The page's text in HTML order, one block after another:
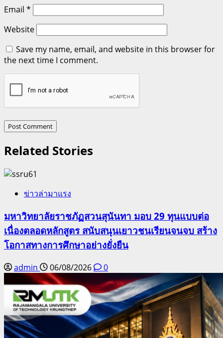
Email *
Website
Save my name, email, and website in this browser for
the next time I comment.
Related Stories
ข่าวล่ามาแรง
มหาวิทยาลัยราชภัฏสวนสุนันทา มอบ 29 ทุนแบบต่อ
เนื่องตลอดหลักสูตร สนับสนุนเยาวชนเรียนจนจบ สร้าง
โอกาสทางการศึกษาอย่างยั่งยืน
admin 06/08/2026 0